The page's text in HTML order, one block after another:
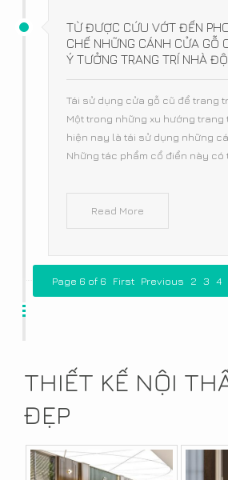
TỪ ĐƯỢC CỨU VỚT ĐẾN
CHẾ NHỮNG CÁNH CỬA GỖ
Ý TƯỞNG TRANG TRÍ NHÀ
Tái sử dụng cửa gỗ cũ để trang
Một trong những xu hướng trang
hiện nay là tái sử dụng những
Những tác phẩm cổ điển này có
Read More
Page 6 of 6 First Previous 2 3 4
THIẾT KẾ NỘI
ĐẸP